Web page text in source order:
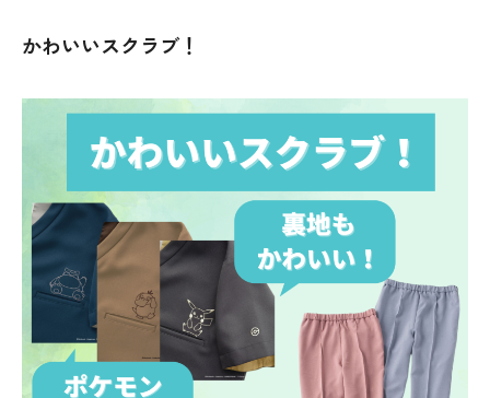
かわいいスクラブ！